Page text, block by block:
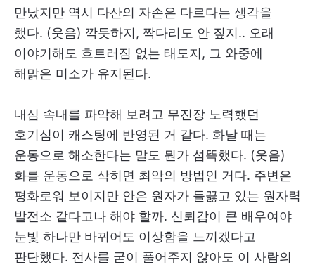
만났지만 역시 다산의 자손은 다르다는 생각을
했다. (웃음) 깍듯하지, 짝다리도 안 짚지.. 오래
이야기해도 흐트러짐 없는 태도지, 그 와중에
해맑은 미소가 유지된다.
내심 속내를 파악해 보려고 무진장 노력했던
호기심이 캐스팅에 반영된 거 같다. 화날 때는
운동으로 해소한다는 말도 뭔가 섬뜩했다. (웃음)
화를 운동으로 삭히면 최악의 방법인 거다. 주변은
평화로워 보이지만 안은 원자가 들끓고 있는 원자력
발전소 같다고나 해야 할까. 신뢰감이 큰 배우여야
눈빛 하나만 바뀌어도 이상함을 느끼겠다고
판단했다. 전사를 굳이 풀어주지 않아도 이 사람의